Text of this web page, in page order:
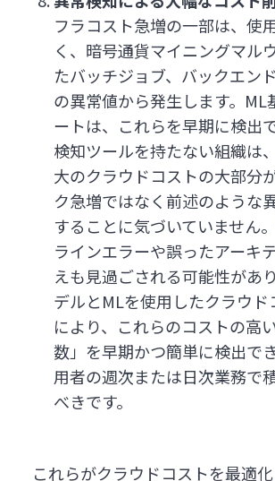
フラコスト急増の一部は、使
く、暗号通貨マイニングマル
たバッチジョブ、バックエン
の異常値から発生します。ML
ートは、これらを早期に検出
検知ツールを持たない組織は
大のクラウドコストの大部分
ク急増ではなく前述のような
することに気づいていません
ラインエラーや誤ったアーキ
えも見過ごされる可能性があ
デルとMLを使用したクラウ
により、これらのコストの高
数」を早期かつ簡単に検出で
用者の週次または日次業務で
べきです。
これらがクラウドコストを最適